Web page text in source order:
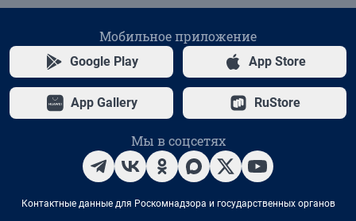
Мобильное приложение
Google Play App Store
App Gallery RuStore
Мы в соцсетях
Контактные данные для Роскомнадзора и государственных органов